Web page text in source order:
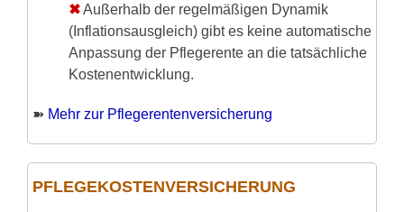
✖Außerhalb der regelmäßigen Dynamik
(Inflationsausgleich) gibt es keine automatische
Anpassung der Pflegerente an die tatsächliche
Kostenentwicklung.
➽ Mehr zur Pflegerentenversicherung
PFLEGEKOSTEN­VERSICHERUNG